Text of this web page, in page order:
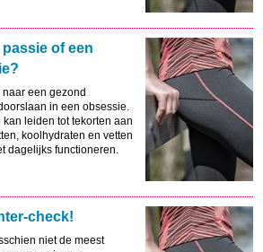
passie of een
een gezond
in een obsessie.
leiden tot tekorten aan
koolhydraten en vetten
dagelijks functioneren.
check!
niet de meest